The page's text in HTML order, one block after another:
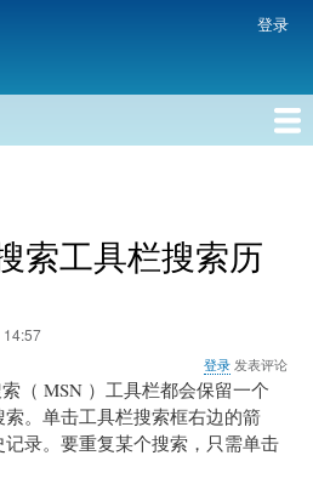
主
内
登录
索工具栏搜索历
14:57
登录 发表评论
MSN ）工具栏都会保留一个
。单击工具栏搜索框右边的箭
录。要重复某个搜索，只需单击